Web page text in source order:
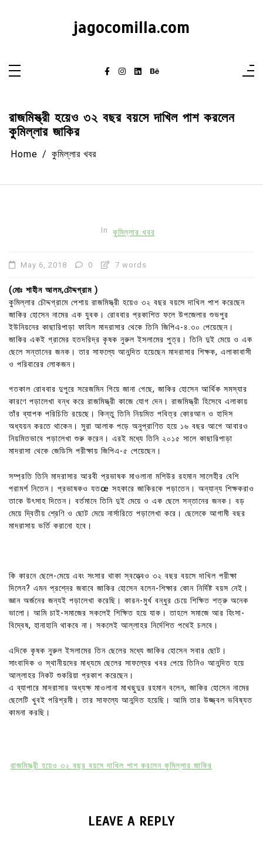
jagocomilla.com
রাজমিস্ত্রী হয়েও ৩২ বছর বয়সে দাখিল পাশ করলেন
কুমিল্লার জাকির
Home কুমিল্লার খবর
In কুমিল্লার খবর
May 6, 2018 0 7 words
(মোঃ শাহীন আলম,চৌদ্দগ্রাম )
কুমিল্লার চৌদ্দগ্রামে পেশায় রাজমিস্ত্রী হয়েও ৩২ বছর বয়সে দাখিল পাশ করেছেন
জাকির হোসেন নামের এক যুবক। রোববার প্রকাশিত ফলে উপজেলার শুভপুর
ইউনিয়নের কাছারিপাড়া ফাযিল মাদরাসার থেকে তিনি জিপিএ-৪.৩০ পেয়েছেন।
জাকির একই গ্রামের হতদরিদ্র কৃষক নুরুল ইসলামের পুত্র। তিনি দুই মেয়ে ও এক
ছেলে সন্তানের জনক। তার সাফল্যে আনন্দিত হয়েছেন মাদরাসার শিক্ষক, এলাকাবাসী
ও পরিবারের লোকজন।
গতকাল রোববার দুপুরে সরেজমিন গিয়ে জানা গেছে, জাকির হোসেন আর্থিক সমস্যার
কারণে পড়ালেখা বন্ধ করে রাজমিস্ত্রী কাজে যোগ দেন। রাজমিস্ত্রী হিসেবে এলাকায়
তাঁর ব্যাপক পরিচিতি রয়েছে। কিন্তু তিনি নিয়মিত পবিত্র কোরআন ও হাদিস
অধ্যয়ন করতে থাকেন। সুরা আলাক পড়ে অনুপ্রাণিত হয়ে ১৬ বছর আগে আবারও
নিয়মিতভাবে পড়ালেখা শুরু করেন। এরই মধ্যে তিনি ২০১৫ সালে কাছারিপাড়া
মাদরাসা থেকে জেডিসি পরীক্ষায় জিপিএ-৫ পেয়েছেন।
সম্প্রতি তিনি মাদরাসার আরবী প্রভাষক মাওলানা মশিউর রহমান সালেহীর বেশি
পরামর্শ নিতেন। প্রভাষকও যতœ সহকারে জাকিরকে পড়াতেন। অন্যান্য শিক্ষকরাও
তাকে উৎসাহ দিতেন। বর্তমানে তিনি দুই মেয়ে ও এক ছেলে সন্তানের জনক। বড়
মেয়ে দ্বিতীয় শ্রেণি ও ছোট মেয়ে নার্সারিতে পড়ালেখা করে। ছেলেকে আগামী বছর
মাদরাসায় ভর্তি করানো হবে।
কি কারনে ছেলে-মেয়ে এবং সংসার থাকা স্বত্ত্বেও ৩২ বছর বয়সে দাখিল পরীক্ষা
দিলেন? এমন প্রশ্নের জবাবে জাকির হোসেন বলেন-শিক্ষার কোন নির্দিষ্ট বয়স নেই।
জ্ঞান অর্জনের জন্যই পড়ালেখা করেছি। কারন-মুর্খ বন্ধুর চেয়ে শিক্ষিত শত্রু অনেক
ভালো। আমি চাই-সমাজের সকলেই শিক্ষিত হয়ে যাক। তাহলে সমাজে আর হিংসা-
বিদ্বেষ, হানাহানি থাকবে না। সকলেই আল্লাহর নির্দেশিত পথেই চলবে।
এদিকে কৃষক নুরুল ইসলামের তিন ছেলের মধ্যে জাকির হোসেন সবার ছোট।
সাংবাদিক ও স্থানীয়দের মাধ্যমে ছেলের সাফল্যের খবর পেয়ে তিনিও আনন্দিত হয়ে
আল্লাহর নিকট শুকরিয়া প্রকাশ করেছেন।
এ ব্যাপারে মাদরাসার অধ্যক্ষ মাওলানা মাখছুদুর রহমান বলেন, জাকির হোসেন নামের
ছেলেটি খুবই পরিশ্রমী। তার সাফল্যে আনন্দিত হয়েছি। আমি তার উজ্জ্বল ভবিষ্যত
কামনা করছি।
রাজমিস্ত্রী হয়েও ৩২ বছর বয়সে দাখিল পাশ করলেন কুমিল্লার জাকির
LEAVE A REPLY